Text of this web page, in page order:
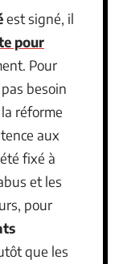
est signé, il
pour
Pour
besoin
réforme
aux
fixé à
et les
pour
que les